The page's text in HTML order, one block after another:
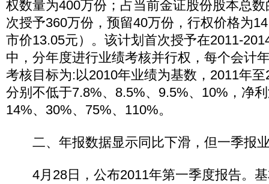
权数量为400万份；占当前金证股份股本总
次授予360万份，预留40万份，行权价格为
市价13.05元）。该计划首次授予在2011-
中，分年度进行业绩考核并行权，每个会计
考核目标为:以2010年业绩为基数，2011年
分别不低于7.8%、8.5%、9.5%、10%，净
14%、30%、75%、110%。
二、年报数据显示同比下滑，但一季报
4月28日，公布2011年第一季度报告。基